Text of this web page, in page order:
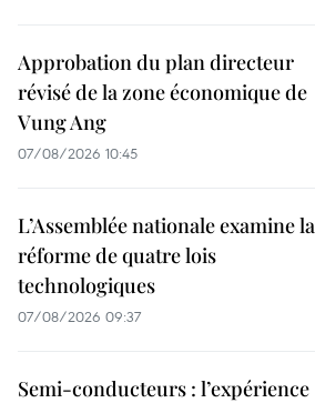
Approbation du plan directeur
révisé de la zone économique de
Vung Ang
07/08/2026 10:45
L’Assemblée nationale examine la
réforme de quatre lois
technologiques
07/08/2026 09:37
Semi-conducteurs : l’expérience